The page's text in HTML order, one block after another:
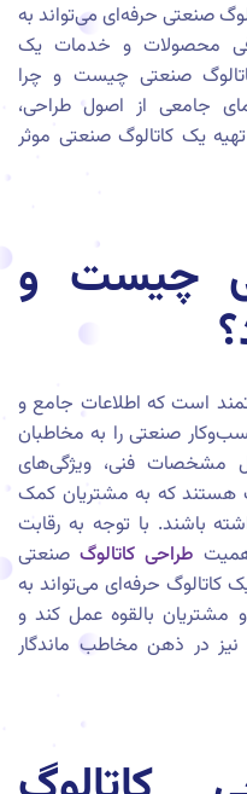
صنعتی حرفه‌ای می‌تواند به
محصولات و خدمات یک
صنعتی چیست و چرا
جامعی از اصول طراحی،
یک کاتالوگ صنعتی موثر
چیست و
است که اطلاعات جامع و
صنعتی را به مخاطبان
مشخصات فنی، ویژگی‌های
هستند که به مشتریان کمک
باشند. با توجه به رقابت
طراحی کاتالوگصنعتی
حرفه‌ای می‌تواند به
و مشتریان بالقوه عمل کند و
نیز در ذهن مخاطب ماندگار